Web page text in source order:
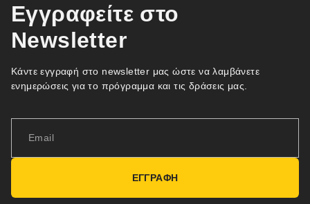
Εγγραφείτε στο
Newsletter
Κάντε εγγραφή στο newsletter μας ώστε να λαμβάνετε
ενημερώσεις για το πρόγραμμα και τις δράσεις μας.
ΕΓΓΡΑΦΗ